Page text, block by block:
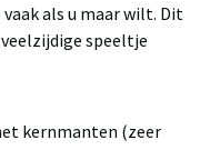
als u maar wilt. Dit
speeltje
kernmanten (zeer